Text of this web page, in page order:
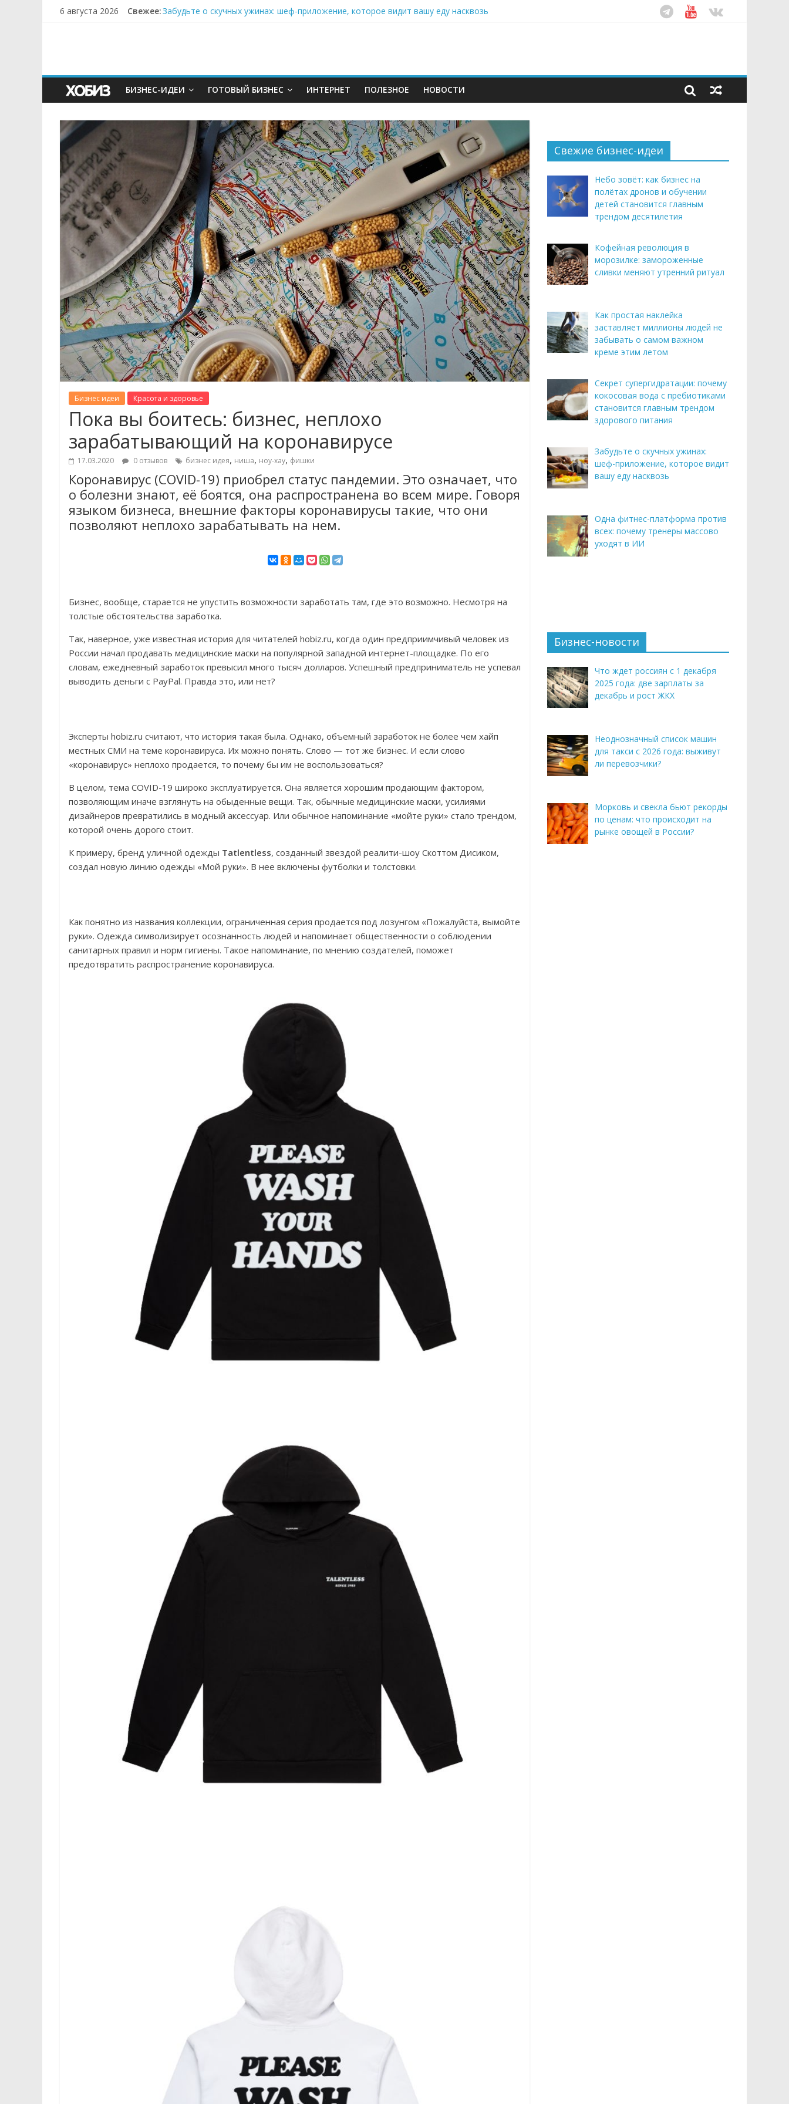
6 августа 2026 Свежее:Забудьте о скучных ужинах: шеф-приложение, которое видит вашу еду насквозь
БИЗНЕС-ИДЕИ ГОТОВЫЙ БИЗНЕС ИНТЕРНЕТ ПОЛЕЗНОЕ НОВОСТИ
Бизнес идеи Красота и здоровье
Пока вы боитесь: бизнес, неплохо
зарабатывающий на коронавирусе
17.03.2020 0 отзывов бизнес идея, ниша, ноу-хау, фишки
Коронавирус (COVID-19) приобрел статус пандемии. Это означает, что
о болезни знают, её боятся, она распространена во всем мире. Говоря
языком бизнеса, внешние факторы коронавирусы такие, что они
позволяют неплохо зарабатывать на нем.
Бизнес, вообще, старается не упустить возможности заработать там, где это возможно. Несмотря на
толстые обстоятельства заработка.
Так, наверное, уже известная история для читателей hobiz.ru, когда один предприимчивый человек из
России начал продавать медицинские маски на популярной западной интернет-площадке. По его
словам, ежедневный заработок превысил много тысяч долларов. Успешный предприниматель не успевал
выводить деньги с PayPal. Правда это, или нет?
Эксперты hobiz.ru считают, что история такая была. Однако, объемный заработок не более чем хайп
местных СМИ на теме коронавируса. Их можно понять. Слово — тот же бизнес. И если слово
«коронавирус» неплохо продается, то почему бы им не воспользоваться?
В целом, тема COVID-19 широко эксплуатируется. Она является хорошим продающим фактором,
позволяющим иначе взглянуть на обыденные вещи. Так, обычные медицинские маски, усилиями
дизайнеров превратились в модный аксессуар. Или обычное напоминание «мойте руки» стало трендом,
которой очень дорого стоит.
К примеру, бренд уличной одежды Tatlentless, созданный звездой реалити-шоу Скоттом Дисиком,
создал новую линию одежды «Мой руки». В нее включены футболки и толстовки.
Как понятно из названия коллекции, ограниченная серия продается под лозунгом «Пожалуйста, вымойте
руки». Одежда символизирует осознанность людей и напоминает общественности о соблюдении
санитарных правил и норм гигиены. Такое напоминание, по мнению создателей, поможет
предотвратить распространение коронавируса.
Свежие бизнес-идеи
Небо зовёт: как бизнес на
полётах дронов и обучении
детей становится главным
трендом десятилетия
Кофейная революция в
морозилке: замороженные
сливки меняют утренний ритуал
Как простая наклейка
заставляет миллионы людей не
забывать о самом важном
креме этим летом
Секрет супергидратации: почему
кокосовая вода с пребиотиками
становится главным трендом
здорового питания
Забудьте о скучных ужинах:
шеф-приложение, которое видит
вашу еду насквозь
Одна фитнес-платформа против
всех: почему тренеры массово
уходят в ИИ
Бизнес-новости
Что ждет россиян с 1 декабря
2025 года: две зарплаты за
декабрь и рост ЖКХ
Неоднозначный список машин
для такси с 2026 года: выживут
ли перевозчики?
Морковь и свекла бьют рекорды
по ценам: что происходит на
рынке овощей в России?